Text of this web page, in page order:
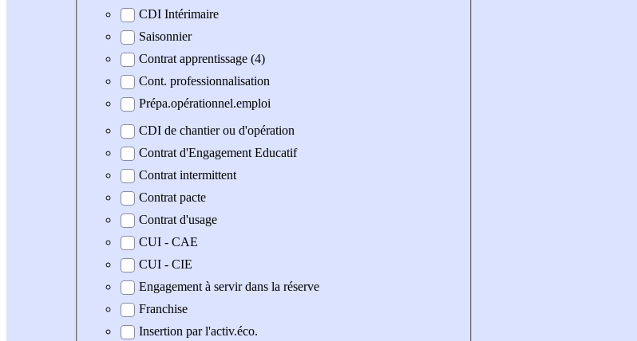
CDI Intérimaire
Saisonnier
Contrat apprentissage (4)
Cont. professionnalisation
Prépa.opérationnel.emploi
CDI de chantier ou d'opération
Contrat d'Engagement Educatif
Contrat intermittent
Contrat pacte
Contrat d'usage
CUI - CAE
CUI - CIE
Engagement à servir dans la réserve
Franchise
Insertion par l'activ.éco.